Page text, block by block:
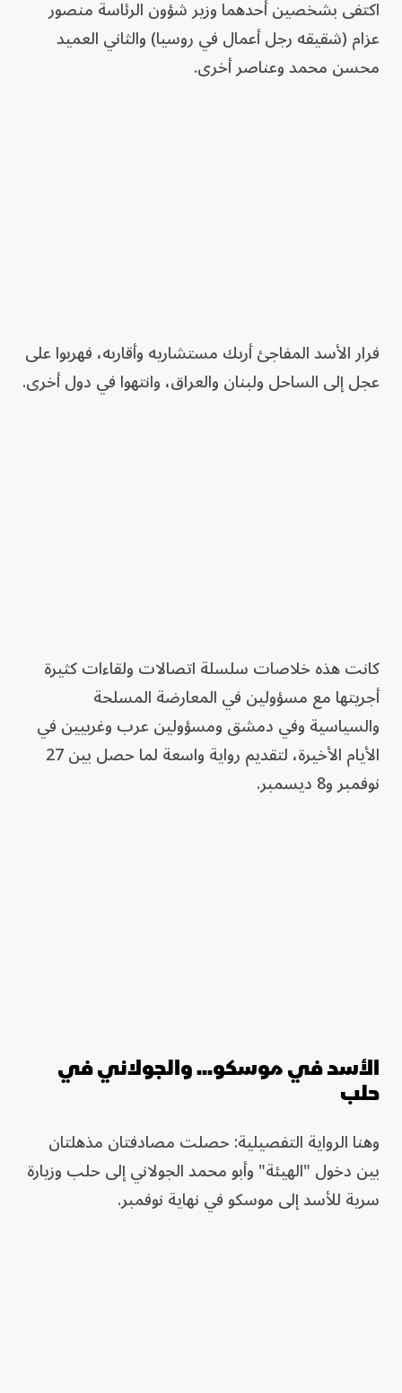
اكتفى بشخصين أحدهما وزير شؤون الرئاسة منصور
عزام (شقيقه رجل أعمال في روسيا) والثاني العميد
محسن محمد وعناصر أخرى.
فرار الأسد المفاجئ أربك مستشاريه وأقاربه، فهربوا على
عجل إلى الساحل ولبنان والعراق، وانتهوا في دول أخرى.
كانت هذه خلاصات سلسلة اتصالات ولقاءات كثيرة
أجريتها مع مسؤولين في المعارضة المسلحة
والسياسية وفي دمشق ومسؤولين عرب وغربيين في
الأيام الأخيرة، لتقديم رواية واسعة لما حصل بين 27
نوفمبر و8 ديسمبر.
الأسد في موسكو... والجولاني في
حلب
وهنا الرواية التفصيلية: حصلت مصادفتان مذهلتان
بين دخول "الهيئة" وأبو محمد الجولاني إلى حلب وزيارة
سرية للأسد إلى موسكو في نهاية نوفمبر.